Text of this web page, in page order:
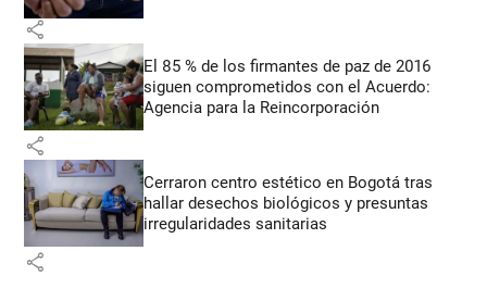
share
El 85 % de los firmantes de paz de 2016
siguen comprometidos con el Acuerdo:
Agencia para la Reincorporación
share
Cerraron centro estético en Bogotá tras
hallar desechos biológicos y presuntas
irregularidades sanitarias
share